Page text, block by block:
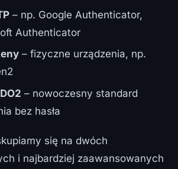
– np. Google Authenticator,
Authenticator
– fizyczne urządzenia, np.
– nowoczesny standard
bez hasła
się na dwóch
i najbardziej zaawansowanych